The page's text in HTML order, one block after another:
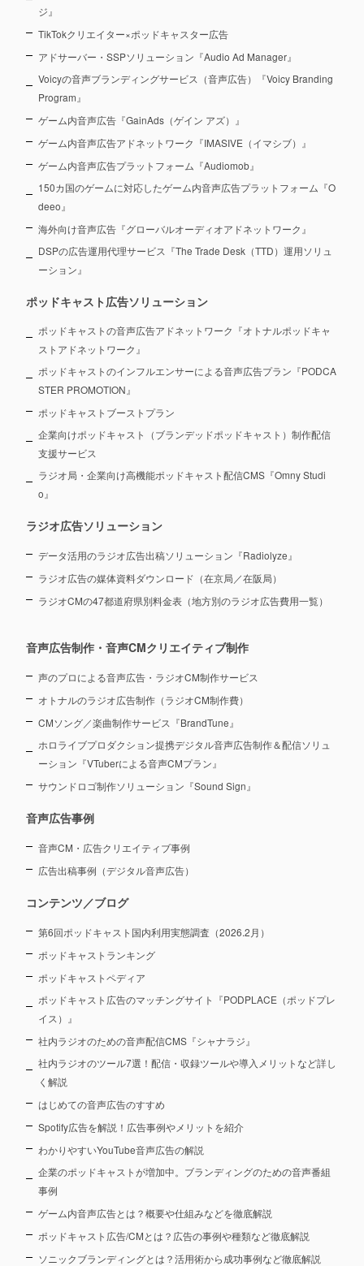
ジ』
TikTokクリエイター×ポッドキャスター広告
アドサーバー・SSPソリューション『Audio Ad Manager』
Voicyの音声ブランディングサービス（音声広告）『Voicy Branding
Program』
ゲーム内音声広告『GainAds（ゲイン アズ）』
ゲーム内音声広告アドネットワーク『IMASIVE（イマシブ）』
ゲーム内音声広告プラットフォーム『Audiomob』
150カ国のゲームに対応したゲーム内音声広告プラットフォーム『O
deeo』
海外向け音声広告『グローバルオーディオアドネットワーク』
DSPの広告運用代理サービス『The Trade Desk（TTD）運用ソリュ
ーション』
ポッドキャスト広告ソリューション
ポッドキャストの音声広告アドネットワーク『オトナルポッドキャ
ストアドネットワーク』
ポッドキャストのインフルエンサーによる音声広告プラン『PODCA
STER PROMOTION』
ポッドキャストブーストプラン
企業向けポッドキャスト（ブランデッドポッドキャスト）制作配信
支援サービス
ラジオ局・企業向け高機能ポッドキャスト配信CMS『Omny Studi
o』
ラジオ広告ソリューション
データ活用のラジオ広告出稿ソリューション『Radiolyze』
ラジオ広告の媒体資料ダウンロード（在京局／在阪局）
ラジオCMの47都道府県別料金表（地方別のラジオ広告費用一覧）
音声広告制作・音声CMクリエイティブ制作
声のプロによる音声広告・ラジオCM制作サービス
オトナルのラジオ広告制作（ラジオCM制作費）
CMソング／楽曲制作サービス『BrandTune』
ホロライブプロダクション提携デジタル音声広告制作＆配信ソリュ
ーション 『VTuberによる音声CMプラン』
サウンドロゴ制作ソリューション『Sound Sign』
音声広告事例
音声CM・広告クリエイティブ事例
広告出稿事例（デジタル音声広告）
コンテンツ／ブログ
第6回ポッドキャスト国内利用実態調査（2026.2月）
ポッドキャストランキング
ポッドキャストペディア
ポッドキャスト広告のマッチングサイト『PODPLACE（ポッドプレ
イス）』
社内ラジオのための音声配信CMS『シャナラジ』
社内ラジオのツール7選！配信・収録ツールや導入メリットなど詳し
く解説
はじめての音声広告のすすめ
Spotify広告を解説！広告事例やメリットを紹介
わかりやすいYouTube音声広告の解説
企業のポッドキャストが増加中。ブランディングのための音声番組
事例
ゲーム内音声広告とは？概要や仕組みなどを徹底解説
ポッドキャスト広告/CMとは？広告の事例や種類など徹底解説
ソニックブランディングとは？活用術から成功事例など徹底解説